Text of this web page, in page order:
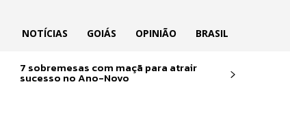
NOTÍCIAS GOIÁS OPINIÃO BRASIL
7 sobremesas com maçã para atrair
sucesso no Ano-Novo